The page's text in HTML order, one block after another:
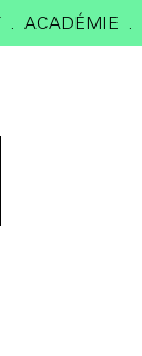
ACADÉMIE